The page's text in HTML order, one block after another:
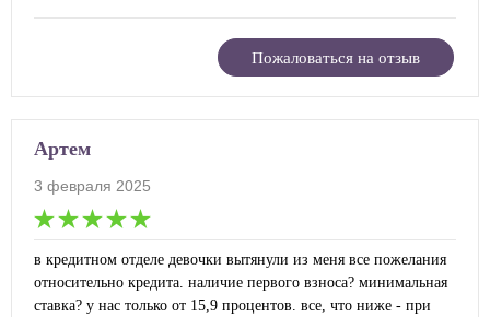
Пожаловаться на отзыв
Артем
3 февраля 2025
в кредитном отделе девочки вытянули из меня все пожелания
относительно кредита. наличие первого взноса? минимальная
ставка? у нас только от 15,9 процентов. все, что ниже - при